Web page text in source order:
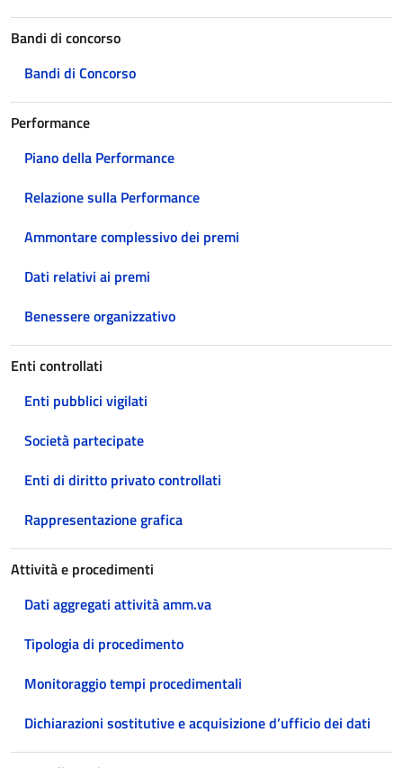
Bandi di concorso
Bandi di Concorso
Performance
Piano della Performance
Relazione sulla Performance
Ammontare complessivo dei premi
Dati relativi ai premi
Benessere organizzativo
Enti controllati
Enti pubblici vigilati
Società partecipate
Enti di diritto privato controllati
Rappresentazione grafica
Attività e procedimenti
Dati aggregati attività amm.va
Tipologia di procedimento
Monitoraggio tempi procedimentali
Dichiarazioni sostitutive e acquisizione d’ufficio dei dati